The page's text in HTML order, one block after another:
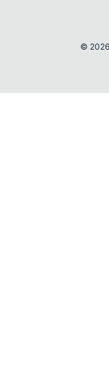
© 2026